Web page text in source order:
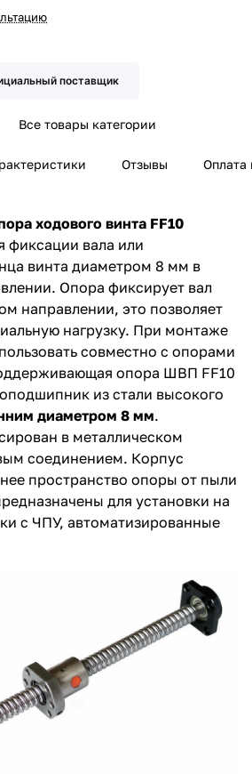
поставщик
Все товары категории
Отзывы Оплата
ходового винта FF10
фиксации вала или
винта диаметром 8 мм в
Опора фиксирует вал
направлении, это позволяет
нагрузку. При монтаже
совместно с опорами
опора ШВП FF10
из стали высокого
диаметром 8 мм.
в металлическом
соединением. Корпус
пространство опоры от пыли
для установки на
с ЧПУ, автоматизированные